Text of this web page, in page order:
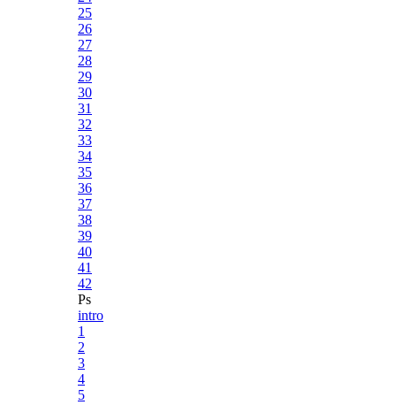
25
26
27
28
29
30
31
32
33
34
35
36
37
38
39
40
41
42
Ps
intro
1
2
3
4
5